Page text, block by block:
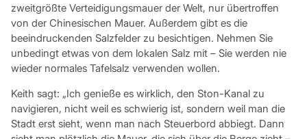
zweitgrößte Verteidigungsmauer der Welt, nur übertroffen
von der Chinesischen Mauer. Außerdem gibt es die
beeindruckenden Salzfelder zu besichtigen. Nehmen Sie
unbedingt etwas von dem lokalen Salz mit – Sie werden nie
wieder normales Tafelsalz verwenden wollen.
Keith sagt: „Ich genieße es wirklich, den Ston-Kanal zu
navigieren, nicht weil es schwierig ist, sondern weil man die
Stadt erst sieht, wenn man nach Steuerbord abbiegt. Dann